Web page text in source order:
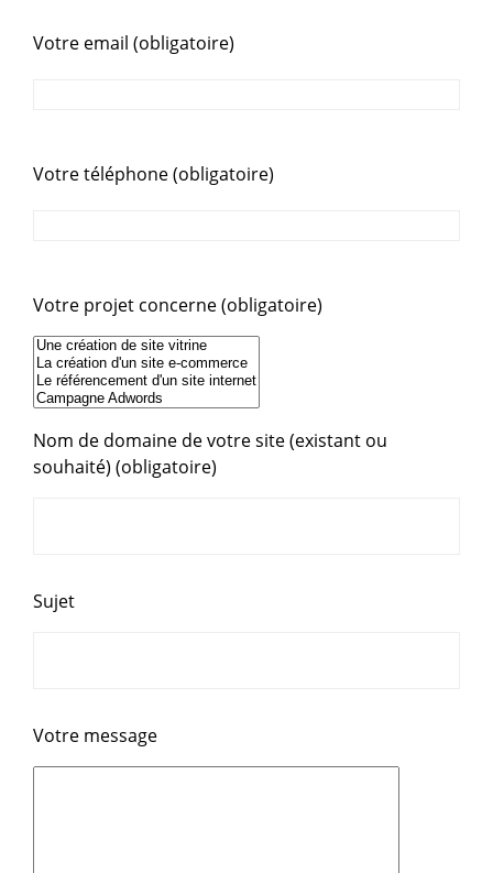
Votre email (obligatoire)
Votre téléphone (obligatoire)
Votre projet concerne (obligatoire)
Nom de domaine de votre site (existant ou
souhaité) (obligatoire)
Sujet
Votre message